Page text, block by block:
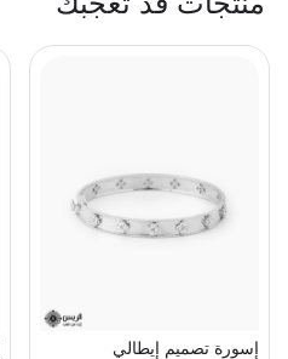
إسورة تصميم إيطالي